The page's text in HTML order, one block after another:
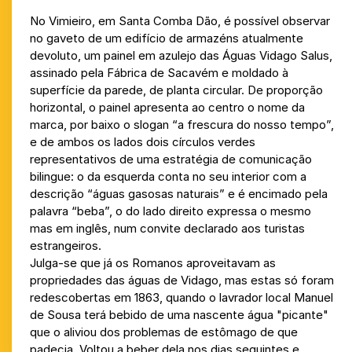
No Vimieiro, em Santa Comba Dão, é possível observar
no gaveto de um edifício de armazéns atualmente
devoluto, um painel em azulejo das Águas Vidago Salus,
assinado pela Fábrica de Sacavém e moldado à
superfície da parede, de planta circular. De proporção
horizontal, o painel apresenta ao centro o nome da
marca, por baixo o slogan “a frescura do nosso tempo”,
e de ambos os lados dois círculos verdes
representativos de uma estratégia de comunicação
bilingue: o da esquerda conta no seu interior com a
descrição “águas gasosas naturais” e é encimado pela
palavra “beba”, o do lado direito expressa o mesmo
mas em inglês, num convite declarado aos turistas
estrangeiros.
Julga-se que já os Romanos aproveitavam as
propriedades das águas de Vidago, mas estas só foram
redescobertas em 1863, quando o lavrador local Manuel
de Sousa terá bebido de uma nascente água "picante"
que o aliviou dos problemas de estômago de que